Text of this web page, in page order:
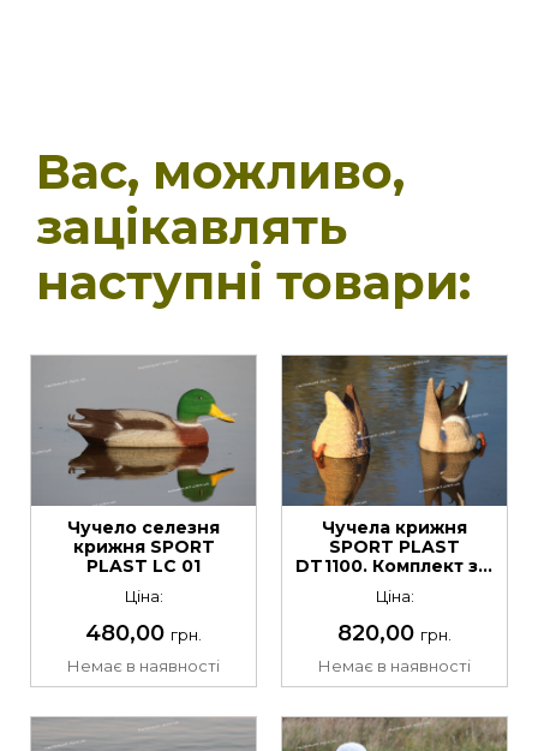
Вас, можливо,
зацікавлять
наступні товари:
Чучело селезня
крижня SPORT
PLAST LC 01
Ціна:
480,00 грн.
Немає в наявності
Чучела крижня
SPORT PLAST
DT1100. Комплект з 2
шт
Ціна:
820,00 грн.
Немає в наявності